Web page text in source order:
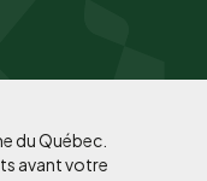
du Québec.
avant votre